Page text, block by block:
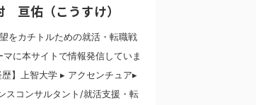
亘佑（こうすけ）
望をカチトルための就活・転職戦
マに本サイトで情報発信していま
】上智大学 ▸ アクセンチュア▸
スコンサルタント/就活支援・転